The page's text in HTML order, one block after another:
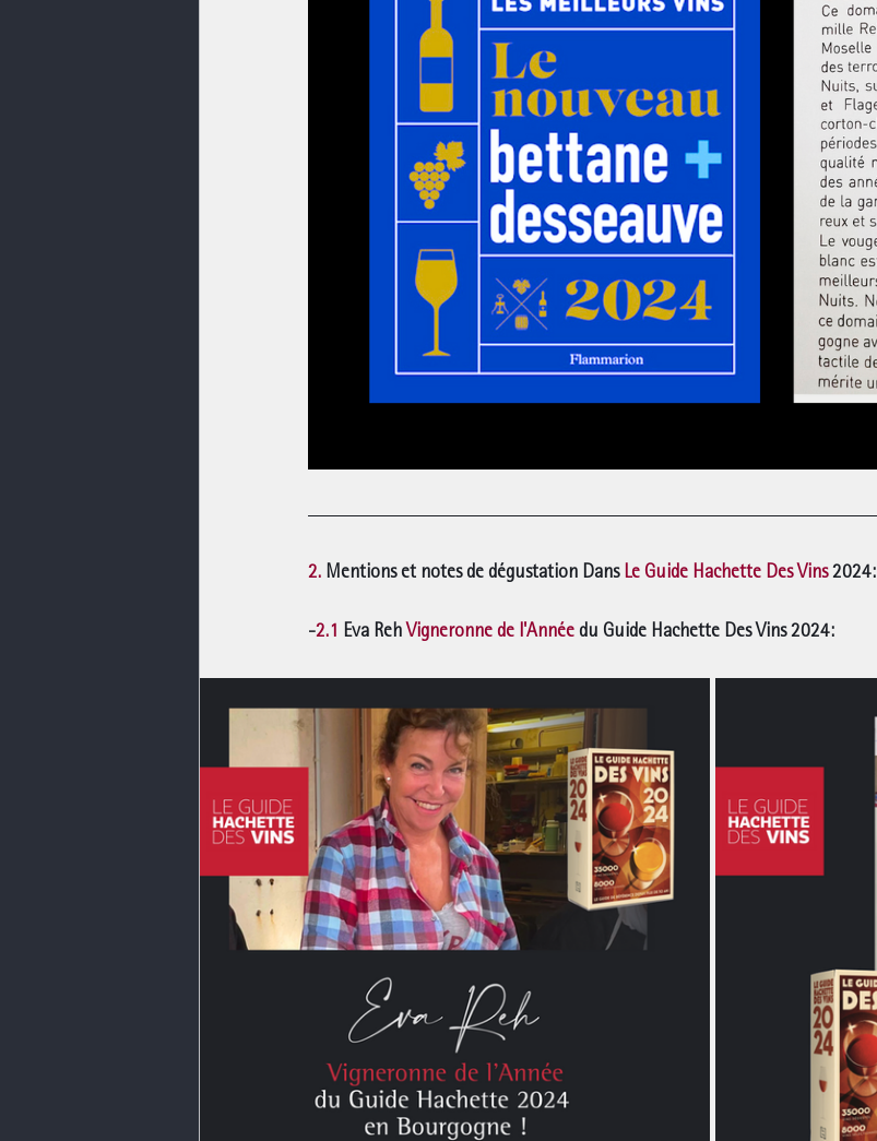
2. Mentions et notes de dégustation Dans Le Guide Hachette Des Vins 2024:
-2.1 Eva Reh Vigneronne de l'Année du Guide Hachette Des Vins 2024: